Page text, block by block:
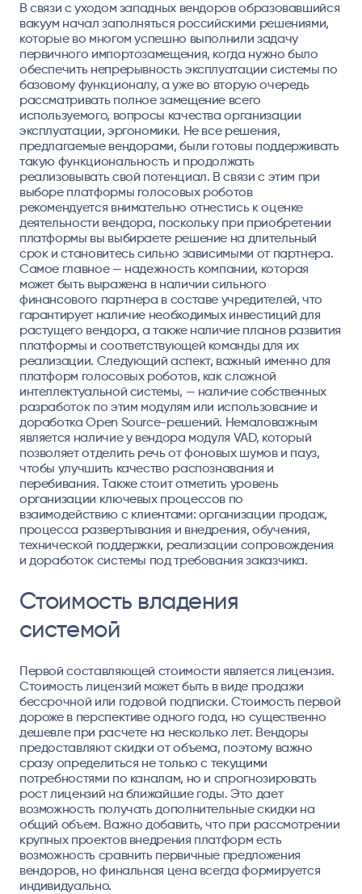
В связи с уходом западных вендоров образовавшийся
вакуум начал заполняться российскими решениями,
которые во многом успешно выполнили задачу
первичного импортозамещения, когда нужно было
обеспечить непрерывность эксплуатации системы по
базовому функционалу, а уже во вторую очередь
рассматривать полное замещение всего
используемого, вопросы качества организации
эксплуатации, эргономики. Не все решения,
предлагаемые вендорами, были готовы поддерживать
такую функциональность и продолжать
реализовывать свой потенциал. В связи с этим при
выборе платформы голосовых роботов
рекомендуется внимательно отнестись к оценке
деятельности вендора, поскольку при приобретении
платформы вы выбираете решение на длительный
срок и становитесь сильно зависимыми от партнера.
Самое главное — надежность компании, которая
может быть выражена в наличии сильного
финансового партнера в составе учредителей, что
гарантирует наличие необходимых инвестиций для
растущего вендора, а также наличие планов развития
платформы и соответствующей команды для их
реализации. Следующий аспект, важный именно для
платформ голосовых роботов, как сложной
интеллектуальной системы, — наличие собственных
разработок по этим модулям или использование и
доработка Open Source-решений. Немаловажным
является наличие у вендора модуля VAD, который
позволяет отделить речь от фоновых шумов и пауз,
чтобы улучшить качество распознавания и
перебивания. Также стоит отметить уровень
организации ключевых процессов по
взаимодействию с клиентами: организации продаж,
процесса развертывания и внедрения, обучения,
технической поддержки, реализации сопровождения
и доработок системы под требования заказчика.
Стоимость владения
системой
Первой составляющей стоимости является лицензия.
Стоимость лицензий может быть в виде продажи
бессрочной или годовой подписки. Стоимость первой
дороже в перспективе одного года, но существенно
дешевле при расчете на несколько лет. Вендоры
предоставляют скидки от объема, поэтому важно
сразу определиться не только с текущими
потребностями по каналам, но и спрогнозировать
рост лицензий на ближайшие годы. Это дает
возможность получать дополнительные скидки на
общий объем. Важно добавить, что при рассмотрении
крупных проектов внедрения платформ есть
возможность сравнить первичные предложения
вендоров, но финальная цена всегда формируется
индивидуально.